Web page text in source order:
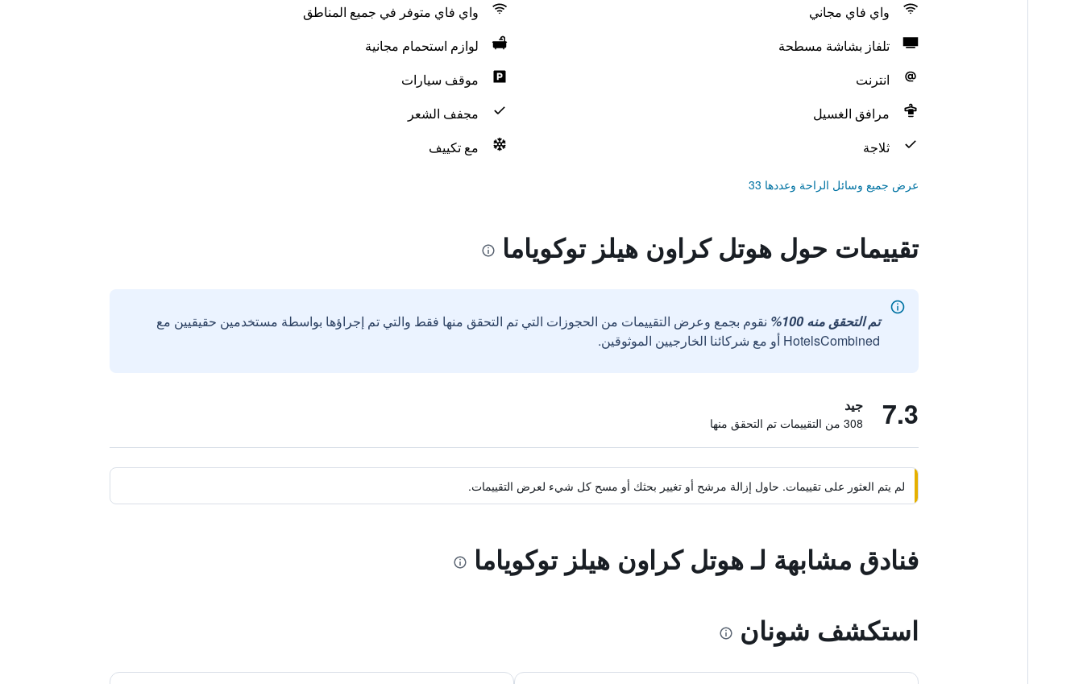
واي فاي مجاني
واي فاي متوفر في جميع المناطق
تلفاز بشاشة مسطحة
لوازم استحمام مجانية
انترنت
موقف سيارات
مرافق الغسيل
مجفف الشعر
ثلاجة
مع تكييف
عرض جميع وسائل الراحة وعددها 33
تقييمات حول هوتل كراون هيلز توكوياما
تم التحقق منه 100%
نقوم بجمع وعرض التقييمات من الحجوزات التي تم التحقق منها فقط والتي تم إجراؤها بواسطة مستخدمين حقيقيين مع
HotelsCombined أو مع شركائنا الخارجيين الموثوقين.
7.3 جيد
308 من التقييمات تم التحقق منها
لم يتم العثور على تقييمات. حاول إزالة مرشح أو تغيير بحثك أو مسح كل شيء لعرض التقييمات.
فنادق مشابهة لـ هوتل كراون هيلز توكوياما
استكشف شونان